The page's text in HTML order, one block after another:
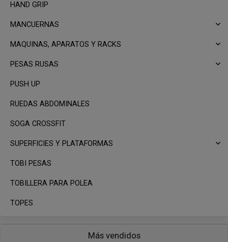
HAND GRIP
MANCUERNAS
MAQUINAS, APARATOS Y RACKS
PESAS RUSAS
PUSH UP
RUEDAS ABDOMINALES
SOGA CROSSFIT
SUPERFICIES Y PLATAFORMAS
TOBI PESAS
TOBILLERA PARA POLEA
TOPES
Más vendidos